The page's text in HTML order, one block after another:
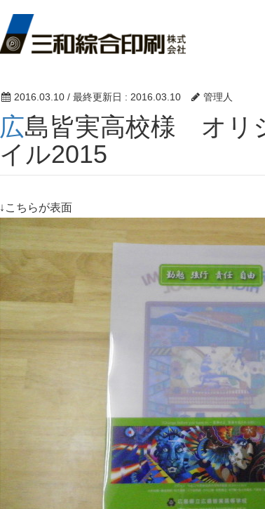
2016.03.10 / 最終更新日 : 2016.03.10 管理人
広島皆実高校様 オリジナルクリアファ
イル2015
↓こちらが表面 D:学校